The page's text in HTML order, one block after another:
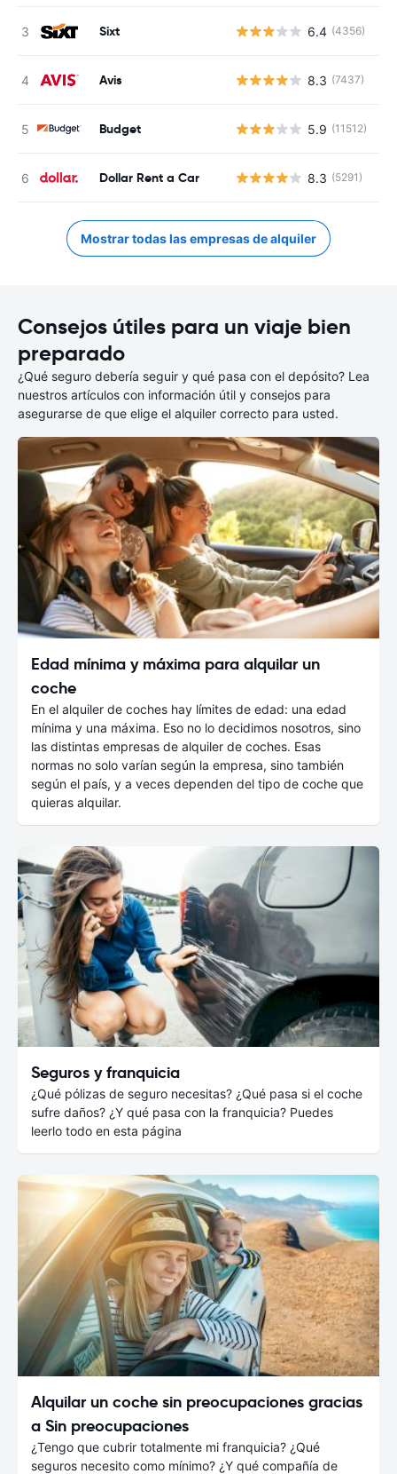
Sixt 6.4 (4356)
Avis 8.3 (7437)
Budget 5.9 (11512)
Dollar Rent a Car 8.3 (5291)
Mostrar todas las empresas de alquiler
Consejos útiles para un viaje bien
preparado
¿Qué seguro debería seguir y qué pasa con el depósito? Lea
nuestros artículos con información útil y consejos para
asegurarse de que elige el alquiler correcto para usted.
Edad mínima y máxima para alquilar un
coche
En el alquiler de coches hay límites de edad: una edad
mínima y una máxima. Eso no lo decidimos nosotros, sino
las distintas empresas de alquiler de coches. Esas
normas no solo varían según la empresa, sino también
según el país, y a veces dependen del tipo de coche que
quieras alquilar.
Seguros y franquicia
¿Qué pólizas de seguro necesitas? ¿Qué pasa si el coche
sufre daños? ¿Y qué pasa con la franquicia? Puedes
leerlo todo en esta página
Alquilar un coche sin preocupaciones gracias
a Sin preocupaciones
¿Tengo que cubrir totalmente mi franquicia? ¿Qué
seguros necesito como mínimo? ¿Y qué compañía de